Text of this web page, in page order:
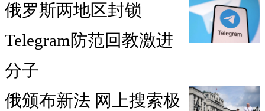
俄罗斯两地区封锁
Telegram防范回教激进
分子
俄颁布新法 网上搜索极